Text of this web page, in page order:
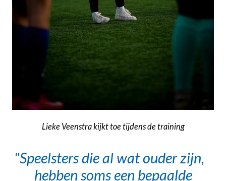
Lieke Veenstra kijkt toe tijdens de training
Speelsters die al wat ouder zijn,
hebben soms een bepaalde